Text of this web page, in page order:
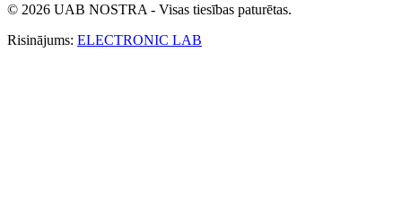
© 2026 UAB NOSTRA - Visas tiesības paturētas.
Risinājums: ELECTRONIC LAB